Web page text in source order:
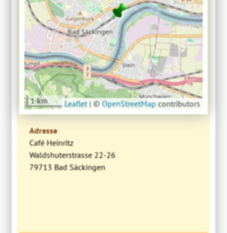
1 km Leaflet | © OpenStreetMapcontributors
Adresse
Café Heinritz
Waldshuterstrasse 22-26
79713 Bad Säckingen